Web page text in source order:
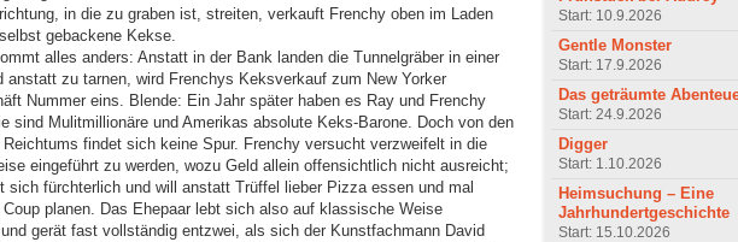
in die zu graben ist, streiten, verkauft Frenchy oben im Laden
gebackene Kekse.
alles anders: Anstatt in der Bank landen die Tunnelgräber in einer
anstatt zu tarnen, wird Frenchys Keksverkauf zum New Yorker
Nummer eins. Blende: Ein Jahr später haben es Ray und Frenchy
sind Mulitmillionäre und Amerikas absolute Keks-Barone. Doch von den
Reichtums findet sich keine Spur. Frenchy versucht verzweifelt in die
eingeführt zu werden, wozu Geld allein offensichtlich nicht ausreicht;
sich fürchterlich und will anstatt Trüffel lieber Pizza essen und mal
Coup planen. Das Ehepaar lebt sich also auf klassische Weise
gerät fast vollständig entzwei, als sich der Kunstfachmann David
Start: 10.9.2026
Gentle Monster
Start: 17.9.2026
Das geträumte
Start: 24.9.2026
Digger
Start: 1.10.2026
Heimsuchung – Eine
Jahrhundertgeschichte
Start: 15.10.2026